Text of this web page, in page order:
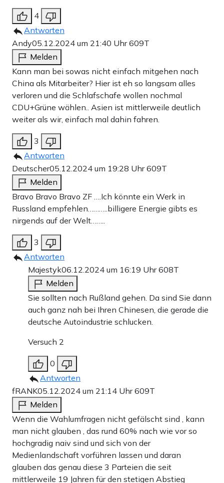
4
Antworten
Andy05.12.2024 um 21:40 Uhr609T
Melden
Kann man bei sowas nicht einfach mitgehen nach
China als Mitarbeiter? Hier ist eh so langsam alles
verloren und die Schlafschafe wollen nochmal
CDU+Grüne wählen.. Asien ist mittlerweile deutlich
weiter als wir, einfach mal dahin fahren.
3
Antworten
Deutscher05.12.2024 um 19:28 Uhr609T
Melden
Bravo Bravo Bravo ZF ….Ich könnte ein Werk in
Russland empfehlen………..billigere Energie gibts es
nirgends auf der Welt……..
3
Antworten
Majestyk06.12.2024 um 16:19 Uhr608T
Melden
Sie sollten nach Rußland gehen. Da sind Sie dann
auch ganz nah bei Ihren Chinesen, die gerade die
deutsche Autoindustrie schlucken.
Versuch 2
0
Antworten
fRANK05.12.2024 um 21:14 Uhr609T
Melden
Wenn die Wahlumfragen nicht gefälscht sind , kann
man nicht glauben , das rund 60% nach wie vor so
hochgradig naiv sind und sich von der
Medienlandschaft vorführen lassen und daran
glauben das genau diese 3 Parteien die seit
mittlerweile 19 Jahren für den stetigen Abstieg